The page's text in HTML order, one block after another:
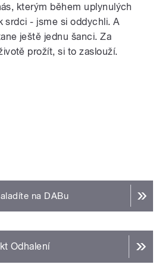
kterým během uplynulých
srdci - jsme si oddychli. A
ještě jednu šanci. Za
prožít, si to zaslouží.
na DABu
Odhalení